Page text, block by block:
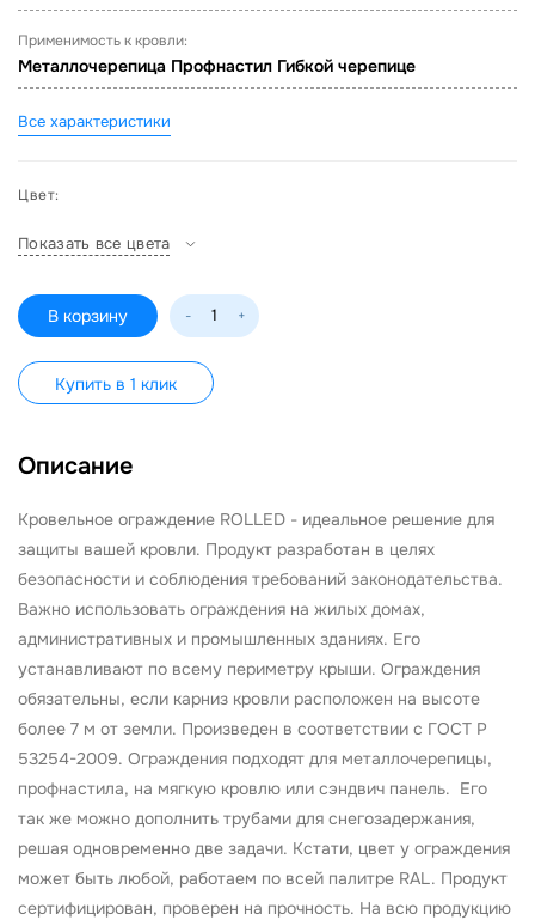
Применимость к кровли:
Металлочерепица Профнастил Гибкой черепице
Все характеристики
Цвет:
Показать все цвета
В корзину - +
Купить в 1 клик
Описание
Кровельное ограждение ROLLED - идеальное решение для
защиты вашей кровли. Продукт разработан в целях
безопасности и соблюдения требований законодательства.
Важно использовать ограждения на жилых домах,
административных и промышленных зданиях. Его
устанавливают по всему периметру крыши. Ограждения
обязательны, если карниз кровли расположен на высоте
более 7 м от земли. Произведен в соответствии с ГОСТ Р
53254-2009. Ограждения подходят для металлочерепицы,
профнастила, на мягкую кровлю или сэндвич панель. Его
так же можно дополнить трубами для снегозадержания,
решая одновременно две задачи. Кстати, цвет у ограждения
может быть любой, работаем по всей палитре RAL. Продукт
сертифицирован, проверен на прочность. На всю продукцию